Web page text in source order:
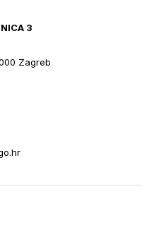
3
Zagreb